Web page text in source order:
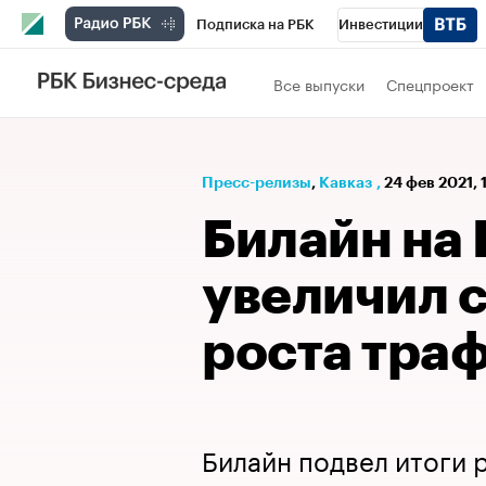
Подписка на РБК Инвестиции
РБК Вино
Проверка контрагентов
Все выпуски Спецпроект
Пресс-релизы⁠, Кавказ , 24 фев 2021,
Билайн
увеличил
роста
Билайн подвел итоги